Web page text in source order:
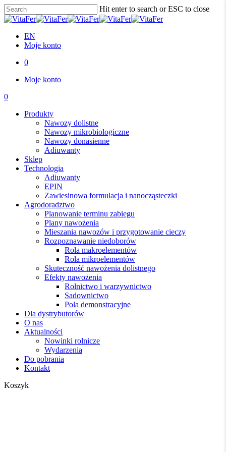
Skip
to
content
Hit enter to search or ESC to close
Close
EN
Moje konto
0
Menu
Moje konto
0
Produkty
Nawozy dolistne
Nawozy mikrobiologiczne
Nawozy donasienne
Adiuwanty
Sklep
Technologia
Adiuwanty
EPIN
Zawiesinowa formulacja i nanocząsteczki
Agrodoradztwo
Planowanie terminu zabiegu
Plany nawożenia
Mieszania nawozów i przygotowanie cieczy
Rozpoznawanie niedoborów
Rola makroelementów
Rola mikroelementów
Skuteczność nawożenia dolistnego
Efekty nawożenia
Rolnictwo i warzywnictwo
Sadownictwo
Pola demonstracyjne
Dla dystrybutorów
O nas
Aktualności
Nowinki rolnicze
Wydarzenia
Do pobrania
Kontakt
KoszykZamknij